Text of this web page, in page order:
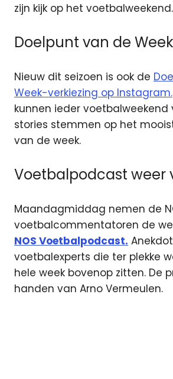
zijn kijk op het voetbalweekend.
Doelpunt van de Week
Nieuw dit seizoen is ook de
Week-verkiezing op Instagram.
kunnen ieder
stories stemmen op het
van de week.
Voetbalpodcast weer
Maandagmiddag nemen de
voetbalcommentatoren de
NOS Voetbalpodcast.
voetbalexperts die ter plekke
hele week bovenop zitten. De
handen van Arno Vermeulen.